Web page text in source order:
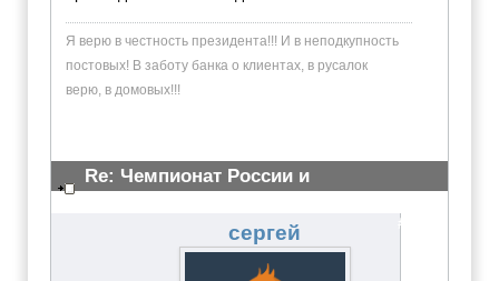
Я верю в честность президента!!! И в неподкупность
постовых! В заботу банка о клиентах, в русалок
верю, в домовых!!!
Re: Чемпионат России и
#2235
сергей